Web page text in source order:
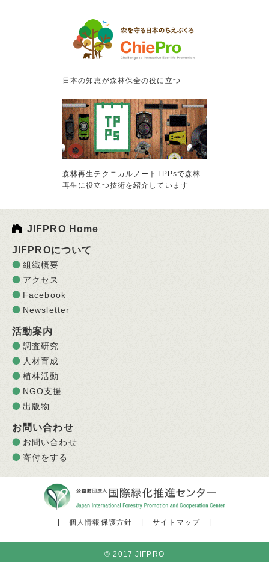
日本の知恵が森林保全の役に立つ
森林再生テクニカルノートTPPsで森林
再生に役立つ技術を紹介しています
JIFPRO Home
JIFPROについて
組織概要
アクセス
Facebook
Newsletter
活動案内
調査研究
人材育成
植林活動
NGO支援
出版物
お問い合わせ
お問い合わせ
寄付をする
個人情報保護方針 サイトマップ
© 2017 JIFPRO